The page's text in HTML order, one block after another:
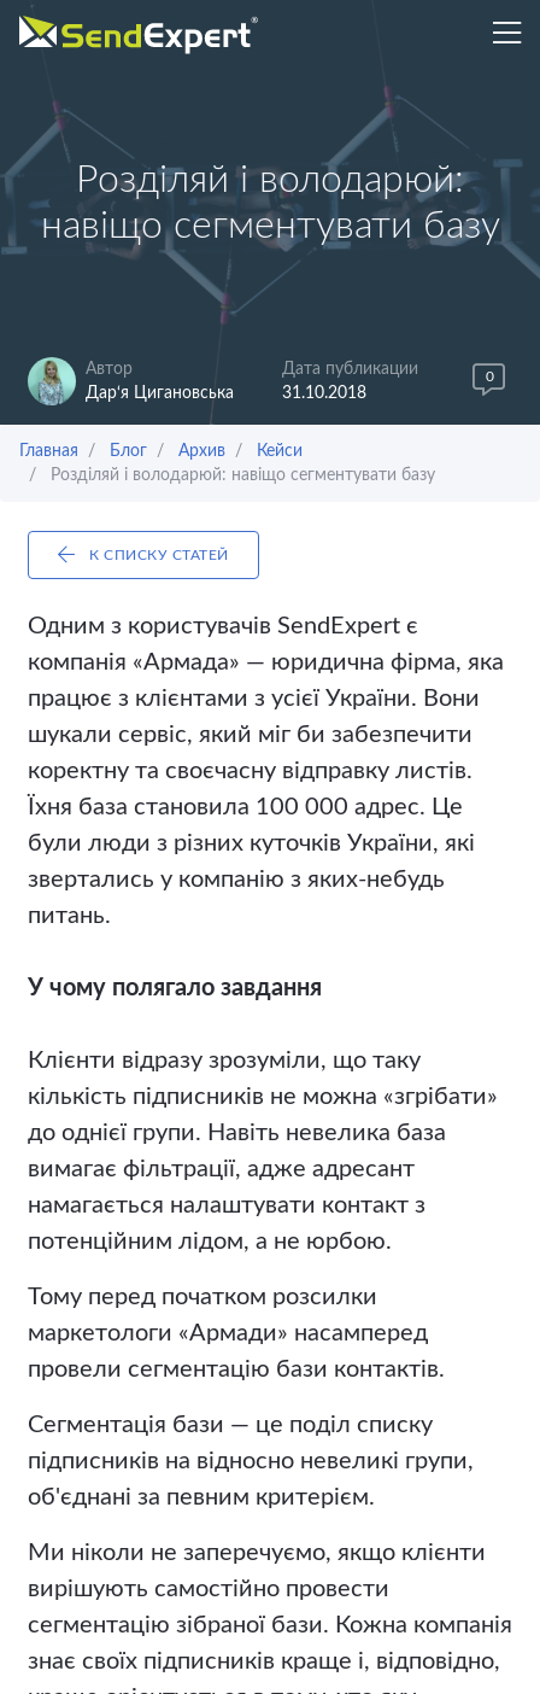
Розділяй і володарюй:
навіщо сегментувати базу
Автор
Дар‘я Цигановська
Дата публикации
31.10.2018
0
Главная Блог Архив
Кейси
Розділяй і володарюй: навіщо сегментувати базу
К СПИСКУ СТАТЕЙ
Одним з користувачів SendExpert є
компанія «Армада» — юридична фірма, яка
працює з клієнтами з усієї України. Вони
шукали сервіс, який міг би забезпечити
коректну та своєчасну відправку листів.
Їхня база становила 100 000 адрес. Це
були люди з різних куточків України, які
звертались у компанію з яких-небудь
питань.
У чому полягало завдання
Клієнти відразу зрозуміли, що таку
кількість підписників не можна «згрібати»
до однієї групи. Навіть невелика база
вимагає фільтрації, адже адресант
намагається налаштувати контакт з
потенційним лідом, а не юрбою.
Тому перед початком розсилки
маркетологи «Армади» насамперед
провели сегментацію бази контактів.
Сегментація бази — це поділ списку
підписників на відносно невеликі групи,
об'єднані за певним критерієм.
Ми ніколи не заперечуємо, якщо клієнти
вирішують самостійно провести
сегментацію зібраної бази. Кожна компанія
знає своїх підписників краще і, відповідно,